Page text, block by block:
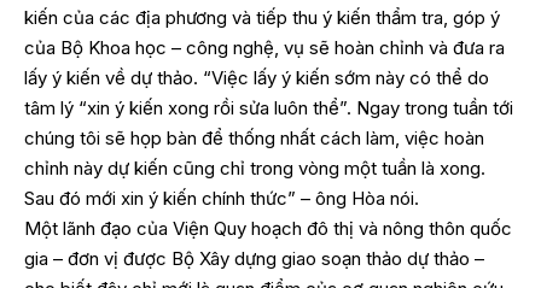
kiến của các địa phương và tiếp thu ý kiến thẩm tra, góp ý
của Bộ Khoa học – công nghệ, vụ sẽ hoàn chỉnh và đưa ra
lấy ý kiến về dự thảo. “Việc lấy ý kiến sớm này có thể do
tâm lý “xin ý kiến xong rồi sửa luôn thể”. Ngay trong tuần tới
chúng tôi sẽ họp bàn để thống nhất cách làm, việc hoàn
chỉnh này dự kiến cũng chỉ trong vòng một tuần là xong.
Sau đó mới xin ý kiến chính thức” – ông Hòa nói.
Một lãnh đạo của Viện Quy hoạch đô thị và nông thôn quốc
gia – đơn vị được Bộ Xây dựng giao soạn thảo dự thảo –